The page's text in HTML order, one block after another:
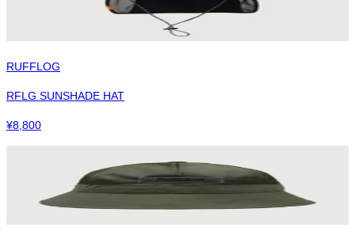
RUFFLOG
RFLG SUNSHADE HAT
¥8,800